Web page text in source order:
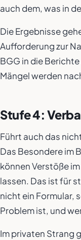
auch dem, was in
Die Ergebnisse
Aufforderung zur
BGG in die
Mängel werden
Stufe 4:
Führt auch das
Das Besondere im
können Verstöße
lassen. Das ist für
nicht ein Formular,
Problem ist, und
Im privaten Strang